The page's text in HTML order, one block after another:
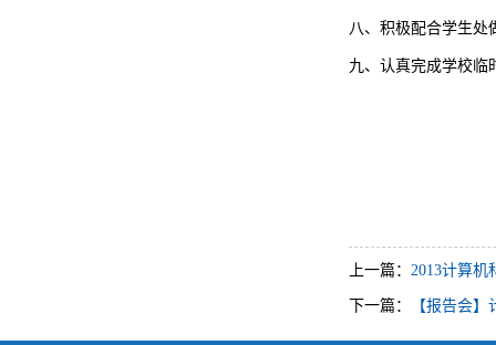
八、积极配合学生处
九、认真完成学校临
上一篇： 2013计算机
下一篇： 【报告会